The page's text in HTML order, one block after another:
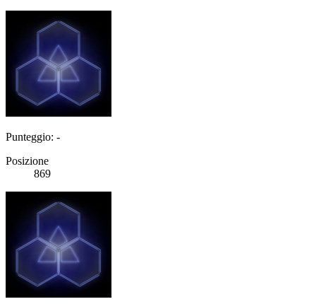
Punteggio: -
Posizione
869